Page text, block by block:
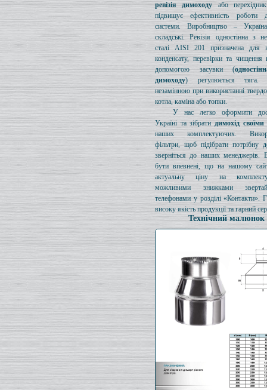
ревізія димоходу або
підвищує ефективність роботи
системи. Виробництво –
складські. Ревізія одностінна з
сталі AISI 201 призначена для
конденсату, перевірки та чищення
допомогою засувки (
димоходу) регулюється
незамінною при використанні
котла, каміна або топки.
У нас легко оформити
Україні та зібратидимохід
наших комплектуючих.
фільтри, щоб підібрати потрібну
зверніться до наших менеджерів.
бути впевнені, що на нашому
актуальну ціну на
можливими знижками
телефонами у розділі «Контакти».
високу якість продукції та гарний
Технічний малюнок